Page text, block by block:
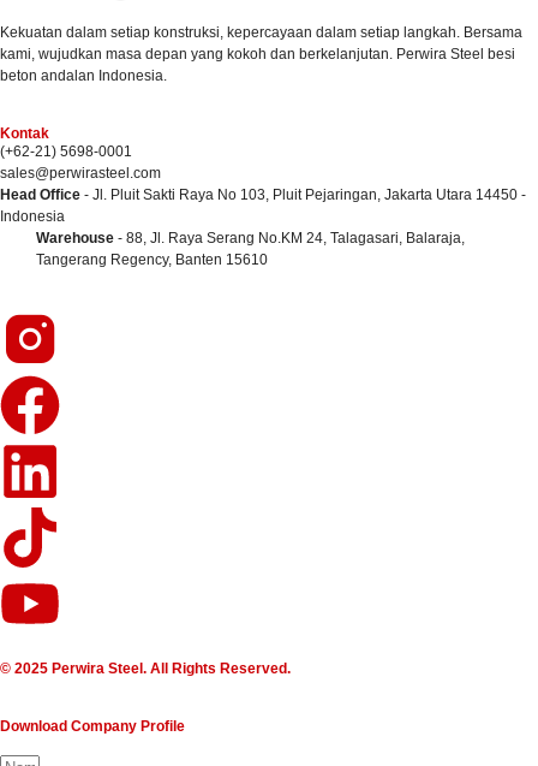
Kekuatan dalam setiap konstruksi, kepercayaan dalam setiap langkah. Bersama
kami, wujudkan masa depan yang kokoh dan berkelanjutan. Perwira Steel besi
beton andalan Indonesia.
Kontak
(+62-21) 5698-0001
sales@perwirasteel.com
Head Office - Jl. Pluit Sakti Raya No 103, Pluit Pejaringan, Jakarta Utara 14450 -
Indonesia
Warehouse - 88, Jl. Raya Serang No.KM 24, Talagasari, Balaraja,
Tangerang Regency, Banten 15610
© 2025 Perwira Steel. All Rights Reserved.
Download Company Profile